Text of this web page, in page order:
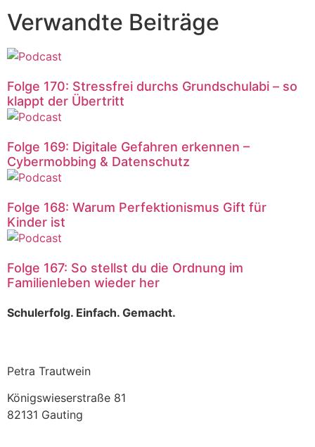
Verwandte Beiträge
Folge 170: Stressfrei durchs Grundschulabi – so
klappt der Übertritt
Folge 169: Digitale Gefahren erkennen –
Cybermobbing & Datenschutz
Folge 168: Warum Perfektionismus Gift für
Kinder ist
Folge 167: So stellst du die Ordnung im
Familienleben wieder her
Schulerfolg. Einfach. Gemacht.
Petra Trautwein
Königswieserstraße 81
82131 Gauting